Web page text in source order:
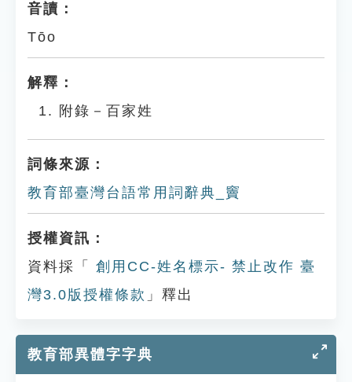
音讀：
Tōo
解釋：
附錄－百家姓
詞條來源：
教育部臺灣台語常用詞辭典_竇
授權資訊：
資料採「
創用CC-姓名標示- 禁止改作 臺
灣3.0版授權條款 」釋出
教育部異體字字典